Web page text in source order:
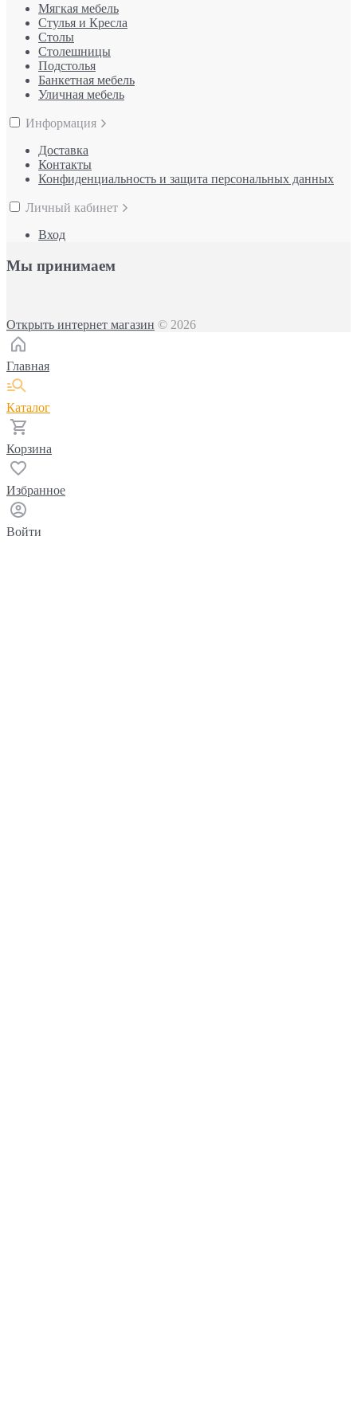
Мягкая мебель
Стулья и Кресла
Столы
Столешницы
Подстолья
Банкетная мебель
Уличная мебель
Информация
Доставка
Контакты
Конфиденциальность и защита персональных данных
Личный кабинет
Вход
Мы принимаем
Открыть интернет магазин © 2026
Главная
Каталог
Корзина
Избранное
Войти